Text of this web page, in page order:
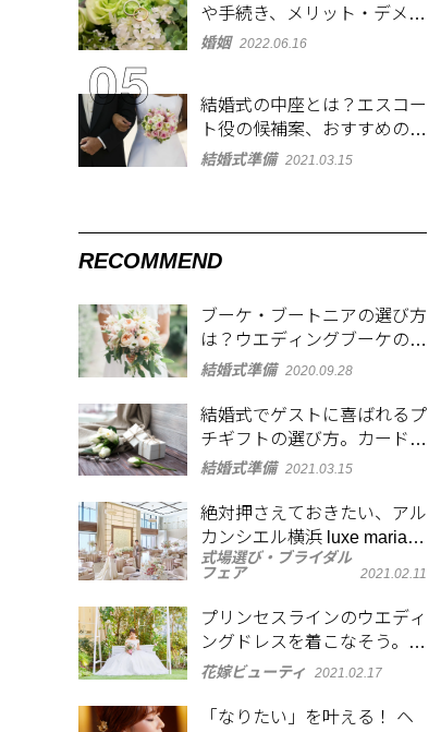
や手続き、メリット・デメリ
ットを紹介
婚姻 2022.06.16
結婚式の中座とは？エスコー
ト役の候補案、おすすめの演
出やBGMも紹介
結婚式準備 2021.03.15
RECOMMEND
ブーケ・ブートニアの選び方
は？ウエディングブーケの形
や使われる花の種類と花言葉
結婚式準備 2020.09.28
結婚式でゲストに喜ばれるプ
チギフトの選び方。カードも
添えて感謝を表現
結婚式準備 2021.03.15
絶対押さえておきたい、アル
カンシエル横浜 luxe mariage
のフォトジェニックなスポッ
ト
式場選び・ブライダル
フェア
2021.02.11
プリンセスラインのウエディ
ングドレスを着こなそう。似
合う体型・髪型とは
花嫁ビューティ 2021.02.17
「なりたい」を叶える！ ヘ